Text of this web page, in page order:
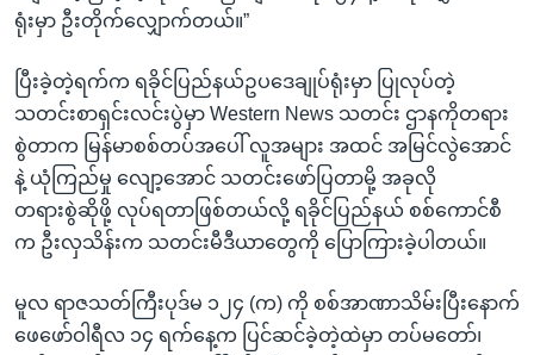
ရုံးမှာ ဦးတိုက်လျှောက်တယ်။”
ပြီးခဲ့တဲ့ရက်က ရခိုင်ပြည်နယ်ဥပဒေချုပ်ရုံးမှာ ပြုလုပ်တဲ့
သတင်းစာရှင်းလင်းပွဲမှာ Western News သတင်း ဌာနကိုတရား
စွဲတာက မြန်မာစစ်တပ်အပေါ် လူအများ အထင် အမြင်လွဲအောင်
နဲ့ ယုံကြည်မှု လျော့အောင် သတင်းဖော်ပြတာမို့ အခုလို
တရားစွဲဆိုဖို့ လုပ်ရတာဖြစ်တယ်လို့ ရခိုင်ပြည်နယ် စစ်ကောင်စီ
က ဦးလှသိန်းက သတင်းမီဒီယာတွေကို ပြောကြားခဲ့ပါတယ်။
မူလ ရာဇသတ်ကြီးပုဒ်မ ၁၂၄ (က) ကို စစ်အာဏာသိမ်းပြီးနောက်
ဖေဖော်ဝါရီလ ၁၄ ရက်နေ့က ပြင်ဆင်ခဲ့တဲ့ထဲမှာ တပ်မတော်၊